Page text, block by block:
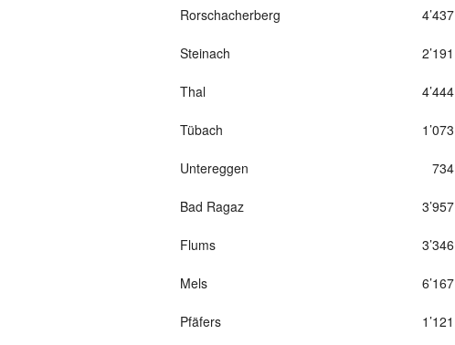
Rorschacherberg 4’437
Steinach 2’191
Thal 4’444
Tübach 1’073
Untereggen 734
Bad Ragaz 3’957
Flums 3’346
Mels 6’167
Pfäfers 1’121